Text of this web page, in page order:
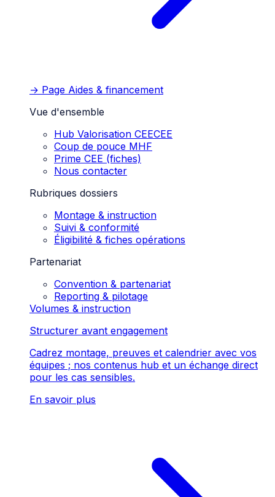
→ Page Aides & financement
Vue d'ensemble
Hub Valorisation CEECEE
Coup de pouce MHF
Prime CEE (fiches)
Nous contacter
Rubriques dossiers
Montage & instruction
Suivi & conformité
Éligibilité & fiches opérations
Partenariat
Convention & partenariat
Reporting & pilotage
Volumes & instruction
Structurer avant engagement
Cadrez montage, preuves et calendrier avec vos
équipes ; nos contenus hub et un échange direct
pour les cas sensibles.
En savoir plus